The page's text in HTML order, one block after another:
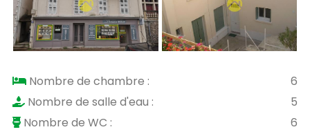
Nombre de chambre :
6
Nombre de salle d'eau :
5
Nombre de WC :
6